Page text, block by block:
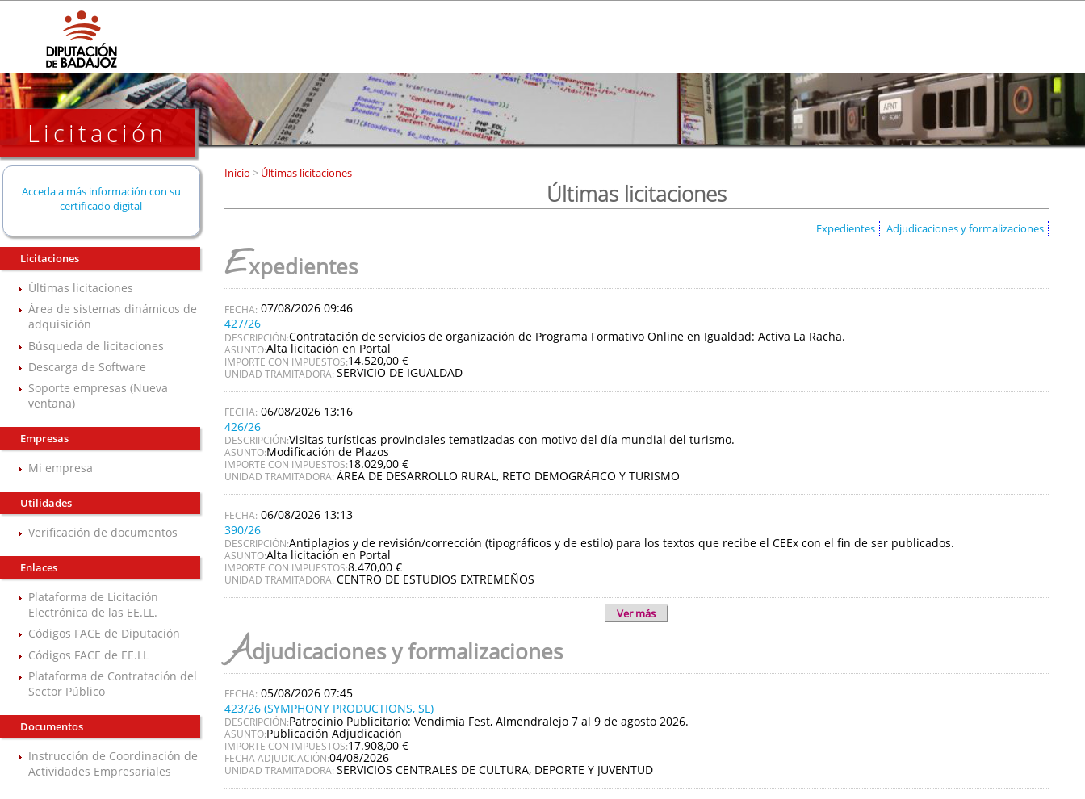
Licitación
Acceda a más información con su
certificado digital
Licitaciones
Últimas licitaciones
Área de sistemas dinámicos de
adquisición
Búsqueda de licitaciones
Descarga de Software
Soporte empresas (Nueva
ventana)
Empresas
Mi empresa
Utilidades
Verificación de documentos
Enlaces
Plataforma de Licitación
Electrónica de las EE.LL.
Códigos FACE de Diputación
Códigos FACE de EE.LL
Plataforma de Contratación del
Sector Público
Documentos
Instrucción de Coordinación de
Actividades Empresariales
Inicio >Últimas licitaciones
Últimas licitaciones
Expedientes Adjudicaciones y formalizaciones
Expedientes
07/08/2026 09:46
427/26
DESCRIPCIÓN:Contratación de servicios de organización de Programa Formativo Online en Igualdad: Activa La Racha.
ASUNTO:Alta licitación en Portal
IMPORTE CON IMPUESTOS:14.520,00 €
UNIDAD TRAMITADORA: SERVICIO DE IGUALDAD
06/08/2026 13:16
426/26
DESCRIPCIÓN:Visitas turísticas provinciales tematizadas con motivo del día mundial del turismo.
ASUNTO:Modificación de Plazos
IMPORTE CON IMPUESTOS:18.029,00 €
UNIDAD TRAMITADORA: ÁREA DE DESARROLLO RURAL, RETO DEMOGRÁFICO Y TURISMO
06/08/2026 13:13
390/26
DESCRIPCIÓN:Antiplagios y de revisión/corrección (tipográficos y de estilo) para los textos que recibe el CEEx con el fin de ser publicados.
ASUNTO:Alta licitación en Portal
IMPORTE CON IMPUESTOS:8.470,00 €
UNIDAD TRAMITADORA: CENTRO DE ESTUDIOS EXTREMEÑOS
Ver más
Adjudicaciones y formalizaciones
05/08/2026 07:45
423/26 (SYMPHONY PRODUCTIONS, SL)
DESCRIPCIÓN:Patrocinio Publicitario: Vendimia Fest, Almendralejo 7 al 9 de agosto 2026.
ASUNTO:Publicación Adjudicación
IMPORTE CON IMPUESTOS:17.908,00 €
FECHA ADJUDICACIÓN:04/08/2026
UNIDAD TRAMITADORA: SERVICIOS CENTRALES DE CULTURA, DEPORTE Y JUVENTUD